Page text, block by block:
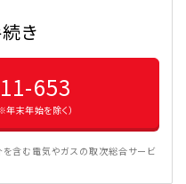
き
653
末年始を除く）
含む電気やガスの取次総合サービ